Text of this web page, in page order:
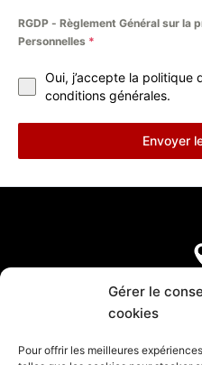
Gérer le
cookies
Pour offrir les meilleures
RGDP - Règlement Général sur la
Personnelles *
Oui, j’accepte la politique
conditions générales.
Envoyer
7, rue de